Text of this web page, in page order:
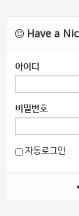
Have a
아이디
비밀번호
자동로그인